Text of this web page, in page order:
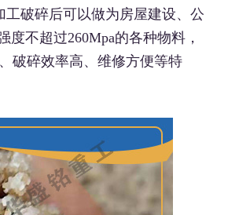
破碎后可以做为房屋建设、公
不超过260Mpa的各种物料，
破碎效率高、维修方便等特